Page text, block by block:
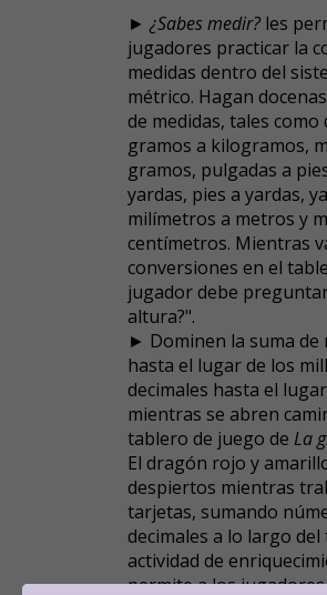
► ¿Sabes medir? les
jugadores practicar la
medidas dentro del
métrico. Hagan
de medidas, tales como
gramos a kilogramos,
gramos, pulgadas a
yardas, pies a yardas,
milímetros a metros y
centímetros. Mientras
conversiones en el
jugador debe
altura?".
► Dominen la suma
hasta el lugar de los
decimales hasta el
mientras se abren
tablero de juego de La
El dragón rojo y
despiertos mientras
tarjetas, sumando
decimales a lo largo del
actividad de
permite a los